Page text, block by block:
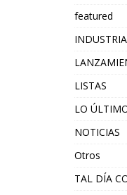
featured
LISTAS
LO
NOTICIAS
Otros
TAL DÍA